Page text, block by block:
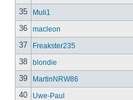
35 Muli1
36 macleon
37 Freakster235
38 blondie
39 MartinNRW86
40 Uwe-Paul